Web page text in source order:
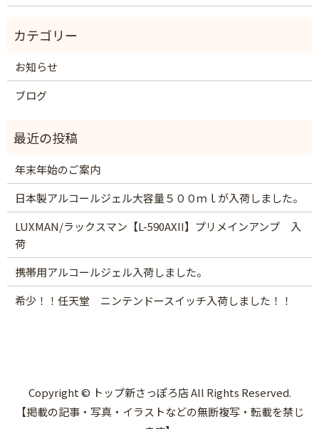
お知らせ
ブログ
年末年始のご案内
日本製アルコールジェル大容量５００ｍｌが入荷しました。
LUXMAN/ラックスマン【L-590AXII】プリメインアンプ 入
荷
携帯用アルコールジェル入荷しました。
希少！！任天堂 ニンテンドースイッチ入荷しました！！
Copyright © トップ新さっぽろ店 All Rights Reserved.
【掲載の記事・写真・イラストなどの無断複写・転載を禁じ